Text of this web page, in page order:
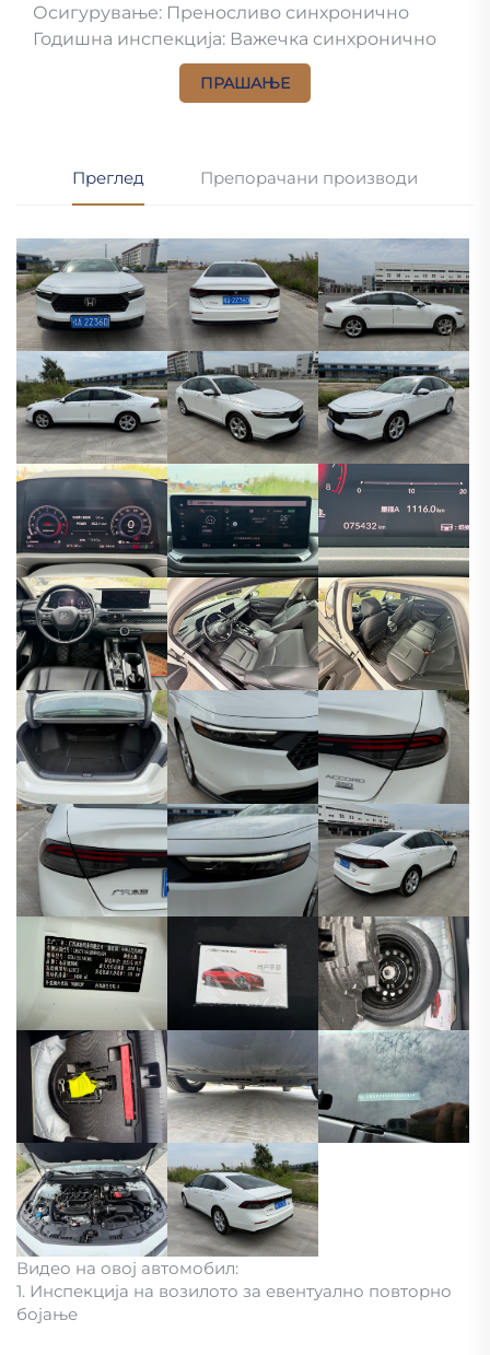
Осигурување: Преносливо синхронично
Годишна инспекција: Важечка синхронично
ПРАШАЊЕ
Преглед Препорачани производи
Видео на овој автомобил:
1. Инспекција на возилото за евентуално повторно
бојање